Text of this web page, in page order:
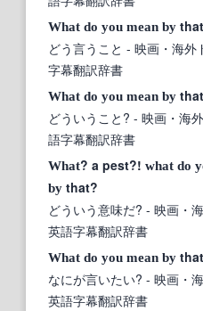
What do you mean by
どう言うこと - 映画・海外
字幕翻訳辞書
What do you mean by
どういうこと? - 映画・海
語字幕翻訳辞書
What? a pest?! what do
by that?
どういう意味だ? - 映画・
英語字幕翻訳辞書
What do you mean by
なにが言いたい? - 映画・
英語字幕翻訳辞書